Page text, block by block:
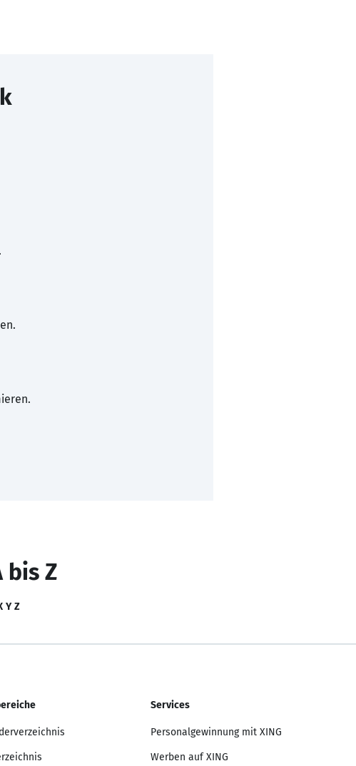
bis Z
Y Z
Services
Personalgewinnung mit XING
Werben auf XING